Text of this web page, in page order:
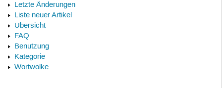
Letzte Änderungen
Liste neuer Artikel
Übersicht
FAQ
Benutzung
Kategorie
Wortwolke